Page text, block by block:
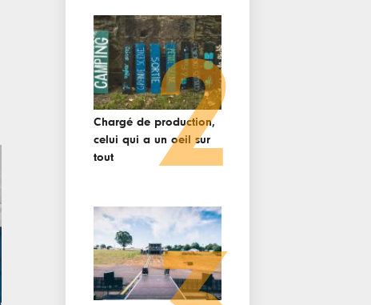
Chargé de production,
celui qui a un oeil sur
tout
2